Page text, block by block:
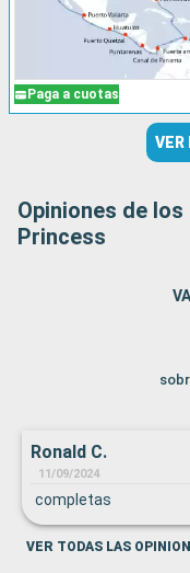
Paga a cuotas
VER
Opiniones de
Princess
Ronald C.
11/09/2024
completas
VER TODAS LAS